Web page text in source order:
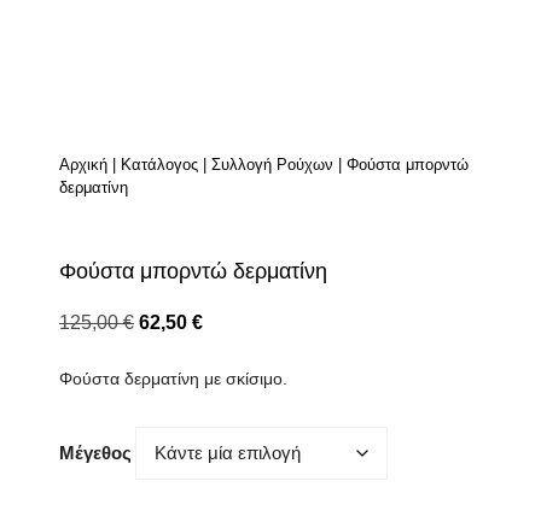
Αρχική | Κατάλογος | Συλλογή Ρούχων | Φούστα μπορντώ
δερματίνη
Φούστα μπορντώ δερματίνη
125,00€ Original
was:
62,50 €Η
τιμή
Φούστα δερματίνη με σκίσιμο.
Μέγεθος